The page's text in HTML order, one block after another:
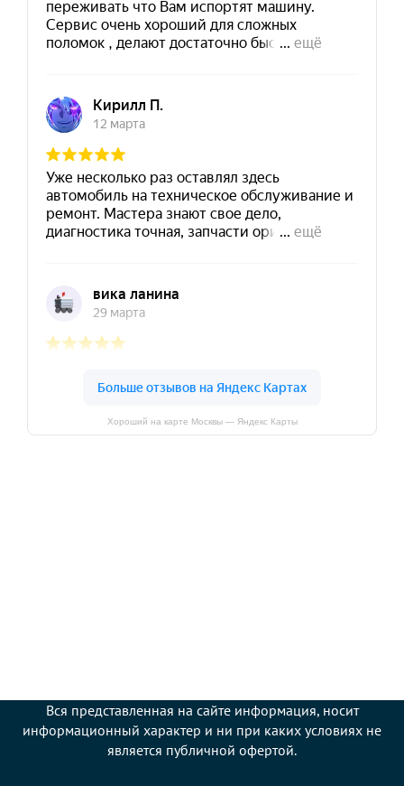
Хороший на карте Москвы — Яндекс Карты
Вся представленная на сайте информация, носит
информационный характер и ни при каких условиях не
является публичной офертой.